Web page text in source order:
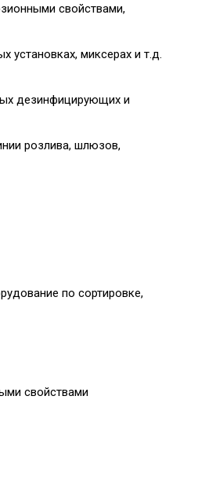
свойствами,
установках, миксерах и т.д.
дезинфицирующих и
розлива, шлюзов,
по сортировке,
свойствами